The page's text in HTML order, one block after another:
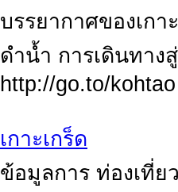
บรรยากาศของเก
ดำน้ำ การเดินทาง
http://go.to/kohtao
เกาะเกร็ด
ข้อมูลการ ท่องเที่ย